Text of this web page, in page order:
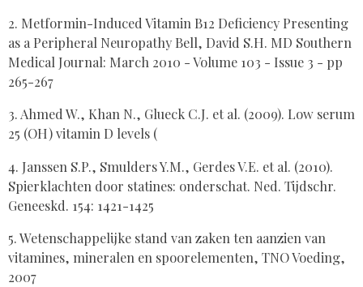
2. Metformin-Induced Vitamin B12 Deficiency Presenting
as a Peripheral Neuropathy Bell, David S.H. MD Southern
Medical Journal: March 2010 - Volume 103 - Issue 3 - pp
265-267
3. Ahmed W., Khan N., Glueck C.J. et al. (2009). Low serum
25 (OH) vitamin D levels (
4. Janssen S.P., Smulders Y.M., Gerdes V.E. et al. (2010).
Spierklachten door statines: onderschat. Ned. Tijdschr.
Geneeskd. 154: 1421-1425
5. Wetenschappelijke stand van zaken ten aanzien van
vitamines, mineralen en spoorelementen, TNO Voeding,
2007